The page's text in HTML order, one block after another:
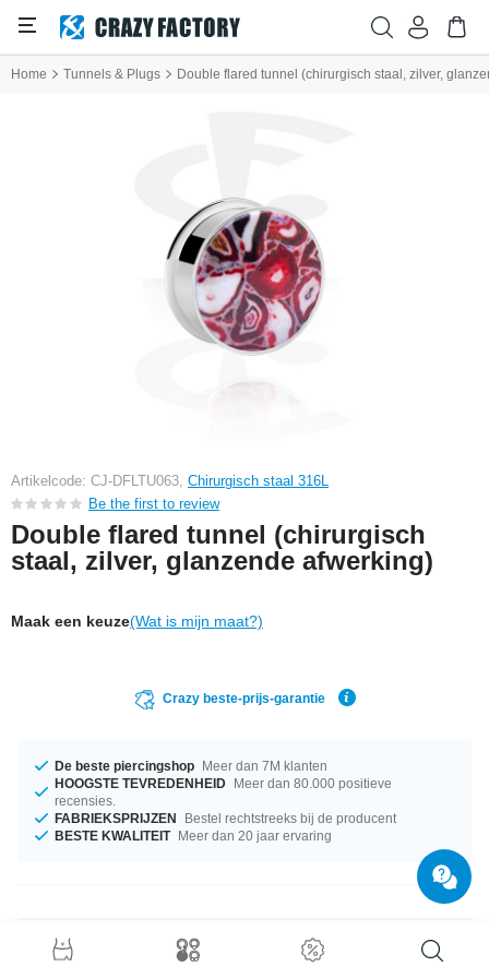
Home Tunnels & Plugs Double flared tunnel (chirurgisch staal, zilver,
Artikelcode: CJ-DFLTU063, Chirurgisch staal 316L
Be the first to review
Double flared tunnel (chirurgisch
staal, zilver, glanzende afwerking)
Maak een keuze(Wat is mijn maat?)
Crazy beste-prijs-garantie
De beste piercingshop Meer dan 7M klanten
HOOGSTE TEVREDENHEID Meer dan 80.000 positieve
recensies.
FABRIEKSPRIJZEN
Bestel rechtstreeks bij de producent
BESTE KWALITEIT Meer dan 20 jaar ervaring
Productgegevens